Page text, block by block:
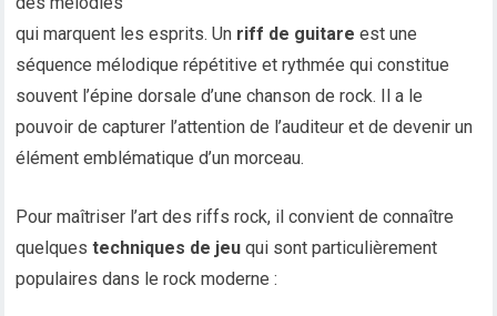
qui marquent les esprits. Un riff de guitare est une
séquence mélodique répétitive et rythmée qui constitue
souvent l’épine dorsale d’une chanson de rock. Il a le
pouvoir de capturer l’attention de l’auditeur et de devenir un
élément emblématique d’un morceau.
Pour maîtriser l’art des riffs rock, il convient de connaître
quelquestechniques de jeu qui sont particulièrement
populaires dans le rock moderne :